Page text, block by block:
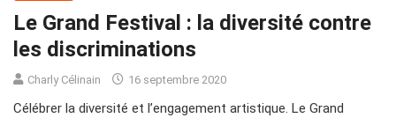
Le Grand Festival : la diversité contre
les discriminations
Charly Célinain 16 septembre 2020
Célébrer la diversité et l’engagement artistique. Le Grand